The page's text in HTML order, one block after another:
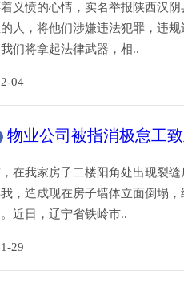
义愤的心情，实名举报陕西汉
人，将他们涉嫌违法犯罪，违规
我们将拿起法律武器，相..
12-04
物业公司被指消极怠工
在我家房子二楼阳角处出现裂
，造成现在房子墙体立面倒塌
近日，辽宁省铁岭市..
11-29